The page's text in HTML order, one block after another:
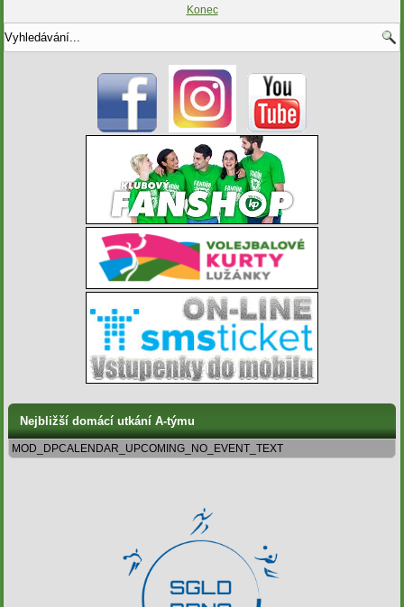
Konec
Nejbližší domácí utkání A-týmu
MOD_DPCALENDAR_UPCOMING_NO_EVENT_TEXT